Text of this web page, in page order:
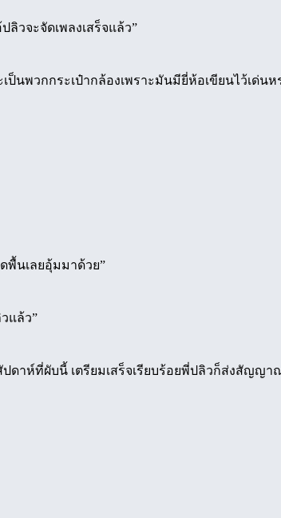
วจะจัดเพลงเสร็จแล้ว”
นพวกกระเป๋ากล้องเพราะมันมียี่ห้อเขียนไว้เด่นห
นเลยอุ้มมาด้วย”
แล้ว”
ดาห์ที่ผับนี้ เตรียมเสร็จเรียบร้อยพี่ปลิวก็ส่งสัญญ